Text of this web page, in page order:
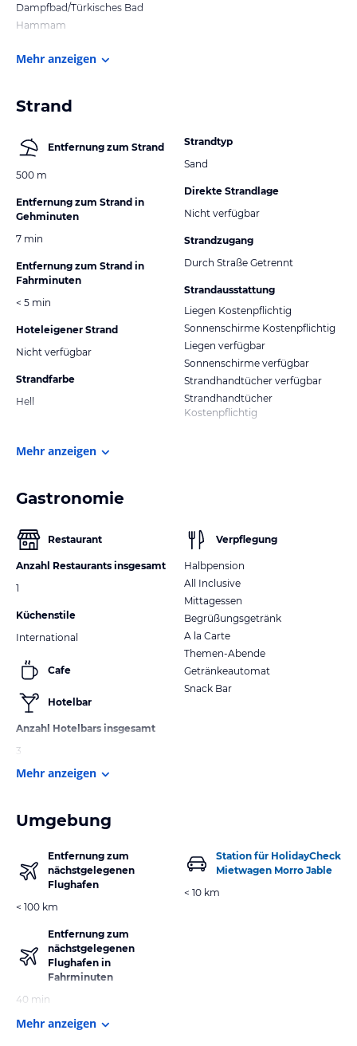
Dampfbad/Türkisches Bad
Hammam
Mehr anzeigen
Strand
Entfernung zum Strand
500 m
Entfernung zum Strand in
Gehminuten
7 min
Entfernung zum Strand in
Fahrminuten
< 5 min
Hoteleigener Strand
Nicht verfügbar
Strandfarbe
Hell
Strandtyp
Sand
Direkte Strandlage
Nicht verfügbar
Strandzugang
Durch Straße Getrennt
Strandausstattung
Liegen Kostenpflichtig
Sonnenschirme Kostenpflichtig
Liegen verfügbar
Sonnenschirme verfügbar
Strandhandtücher verfügbar
Strandhandtücher
Kostenpflichtig
Mehr anzeigen
Gastronomie
Restaurant
Anzahl Restaurants insgesamt
1
Küchenstile
International
Cafe
Hotelbar
Anzahl Hotelbars insgesamt
3
Verpflegung
Halbpension
All Inclusive
Mittagessen
Begrüßungsgetränk
A la Carte
Themen-Abende
Getränkeautomat
Snack Bar
Mehr anzeigen
Umgebung
Entfernung zum
nächstgelegenen
Flughafen
< 100 km
Entfernung zum
nächstgelegenen
Flughafen in
Fahrminuten
40 min
Station für HolidayCheck
Mietwagen Morro Jable
< 10 km
Mehr anzeigen